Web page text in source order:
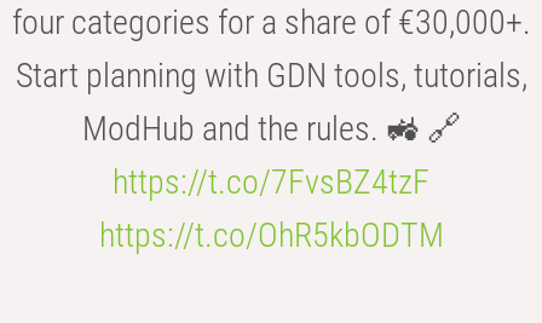
four categories for a share of €30,000+.
Start planning with GDN tools, tutorials,
ModHub and the rules. 🚜 🔗
https://t.co/7FvsBZ4tzF
https://t.co/OhR5kbODTM